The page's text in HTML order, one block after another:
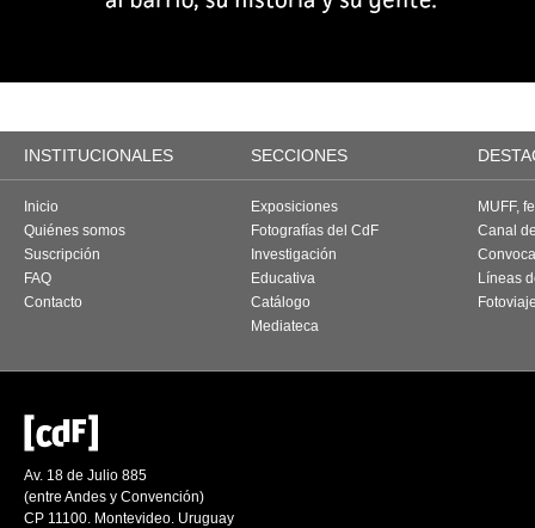
INSTITUCIONALES SECCIONES
Inicio
Quiénes somos
Suscripción
FAQ
Contacto
Exposiciones
Fotografías del CdF
Investigación
Educativa
Catálogo
Mediateca
MUFF,
Canal
Líneas
Av. 18 de Julio 885
(entre Andes y Convención)
CP 11100. Montevideo. Uruguay